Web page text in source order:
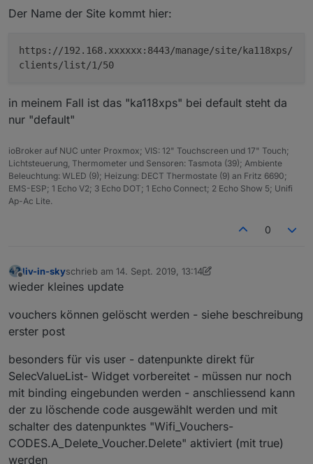
form für
iqontrol
clients am WLAN
wahlwei
se
hostnam
aliasnam
angemel
deten
clients
alias=true
daher erst verspätet beim ersten
minimal
zu AP's
variable apInfo = true - welcher
adoptet (einbezogen), Ip des AP's,
Satisfaction, Modelbezeichnung, abruf
der daten nur alle 3 zyklen - kommen
apInfo
anzeige
für vis in html tabellenform und für
iqontrol (über popup)
mehrer
installier
netzwer
geht immer
Die Voucherliste und auch das erstellen von Vouchern
funktioniert ebenfalls.
Danke auch nochmal an
thewhobox
für die Starthilfe
auch das Testen und Fehler finden sowie korrigieren
Der Name der Site kommt hier:
https://192.168.xxxxxx:8443/manage/site/ka118xps/
clients/list/1/50
in meinem Fall ist das "ka118xps" bei default steht da
nur "default"
ioBroker auf NUC unter Proxmox; VIS: 12" Touchscreen und 17" Touch;
Lichtsteuerung, Thermometer und Sensoren: Tasmota (39); Ambiente
Beleuchtung: WLED (9); Heizung: DECT Thermostate (9) an Fritz 6690;
EMS-ESP; 1 Echo V2; 3 Echo DOT; 1 Echo Connect; 2 Echo Show 5; Unifi
Ap-Ac Lite.
0
Offline
liv-in-skyschrieb am 14. Sept. 2019, 13:14
zuletzt editiert von liv-in-sky
wieder kleines update
vouchers können gelöscht werden - siehe beschreibung
erster post
besonders für vis user - datenpunkte direkt für
SelecValueList- Widget vorbereitet - müssen nur noch
mit binding eingebunden werden - anschliessend kann
der zu löschende code ausgewählt werden und mit
schalter des datenpunktes "Wifi_Vouchers-
CODES.A_Delete_Voucher.Delete" aktiviert (mit true)
werden